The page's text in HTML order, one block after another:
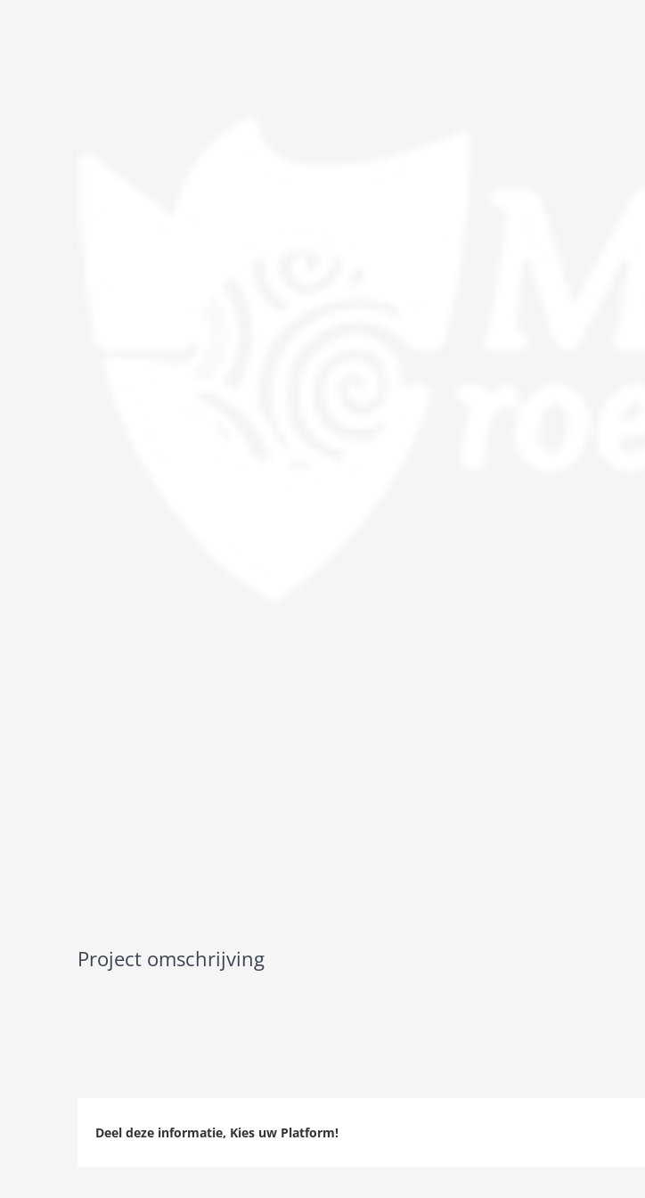
Project omschrijving
Deel deze informatie, Kies uw Platform!